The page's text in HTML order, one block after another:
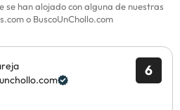
se han alojado con alguna de nuestras
o BuscoUnChollo.com
6